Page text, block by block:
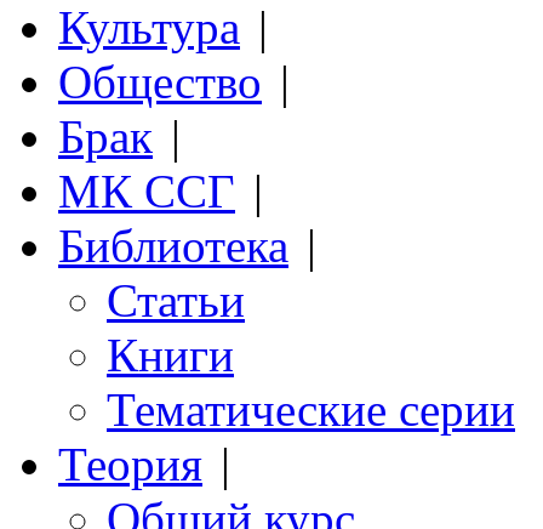
Культура |
Общество |
Брак |
МК ССГ |
Библиотека |
Статьи
Книги
Тематические серии
Теория |